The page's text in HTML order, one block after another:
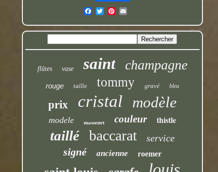
flûtes vase saint champagne
rouge taille tommy gravé bleu
prix cristal modèle
modele massenet couleur thistle
taillé baccarat service
signé ancienne roemer